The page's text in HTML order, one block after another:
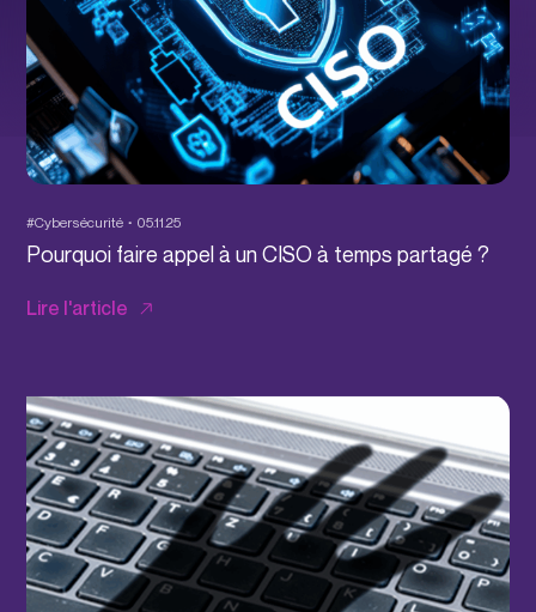
#Cybersécurité 05.11.25
Pourquoi faire appel à un CISO à temps partagé ?
Lire l'article